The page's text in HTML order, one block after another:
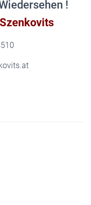
!